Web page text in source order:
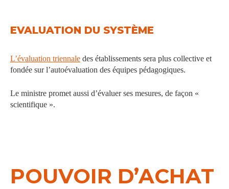
EVALUATION DU SYSTÈME
L’évaluation triennale des établissements sera plus collective et
fondée sur l’autoévaluation des équipes pédagogiques.
Le ministre promet aussi d’évaluer ses mesures, de façon «
scientifique ».
POUVOIR D’ACHAT